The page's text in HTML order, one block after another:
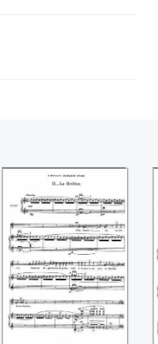
Le grillon ((Maurice
Ravel))